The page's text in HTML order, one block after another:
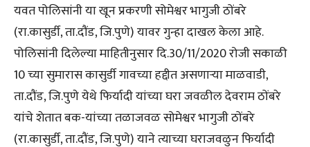
यवत पोलिसांनी या खून प्रकरणी सोमेश्वर भागुजी ठोंबरे
(रा.कासुर्डी, ता.दौंड, जि.पुणे) यावर गुन्हा दाखल केला आहे.
पोलिसांनी दिलेल्या माहितीनुसार दि.30/11/2020 रोजी सकाळी
10 च्या सुमारास कासुर्डी गावच्या हद्दीत असणाऱ्या माळवाडी,
ता.दौंड, जि.पुणे येथे फिर्यादी यांच्या घरा जवळील देवराम ठोंबरे
यांचे शेतात बक-यांच्या तळाजवळ सोमेश्वर भागुजी ठोंबरे
(रा.कासुर्डी, ता.दौंड, जि.पुणे) याने त्याच्या घराजवळुन फिर्यादी